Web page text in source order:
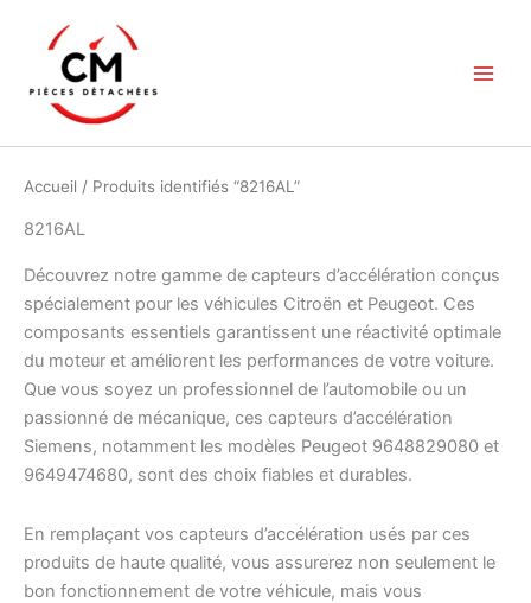
contenu
Accueil / Produits identifiés “8216AL”
8216AL
Découvrez notre gamme de capteurs d’accélération conçus
spécialement pour les véhicules Citroën et Peugeot. Ces
composants essentiels garantissent une réactivité optimale
du moteur et améliorent les performances de votre voiture.
Que vous soyez un professionnel de l’automobile ou un
passionné de mécanique, ces capteurs d’accélération
Siemens, notamment les modèles Peugeot 9648829080 et
9649474680, sont des choix fiables et durables.
En remplaçant vos capteurs d’accélération usés par ces
produits de haute qualité, vous assurerez non seulement le
bon fonctionnement de votre véhicule, mais vous